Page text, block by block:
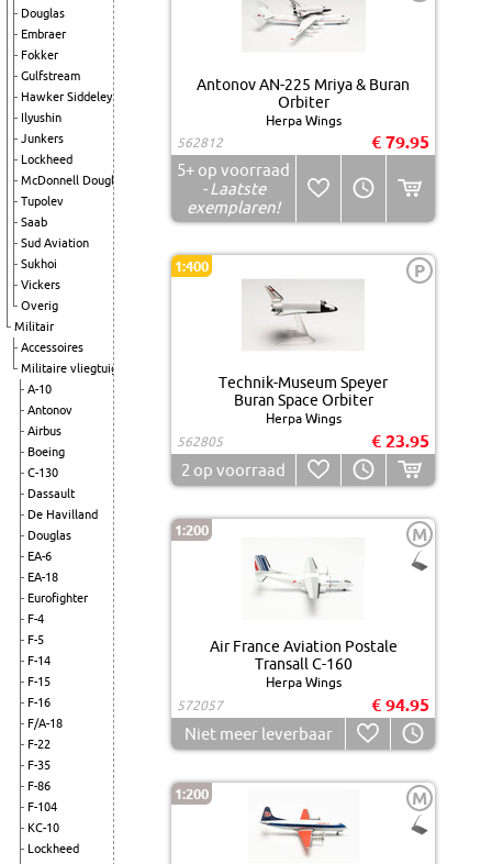
Douglas
Embraer
Fokker
Gulfstream
Hawker Siddeley
Ilyushin
Junkers
Lockheed
McDonnell Douglas
Tupolev
Saab
Sud Aviation
Sukhoi
Vickers
Overig
Militair
Accessoires
Militaire vliegtuigen
A-10
Antonov
Airbus
Boeing
C-130
Dassault
De Havilland
Douglas
EA-6
EA-18
Eurofighter
F-4
F-5
F-14
F-15
F-16
F/A-18
F-22
F-35
F-86
F-104
KC-10
Lockheed
Antonov AN-225 Mriya & Buran
Orbiter
Herpa Wings
562812
€ 79.95
5+ op voorraad
- Laatste
exemplaren!
1:400 P
Technik-Museum Speyer
Buran Space Orbiter
Herpa Wings
562805
€ 23.95
2 op voorraad
1:200 M
Air France Aviation Postale
Transall C-160
Herpa Wings
572057
€ 94.95
Niet meer leverbaar
1:200 M